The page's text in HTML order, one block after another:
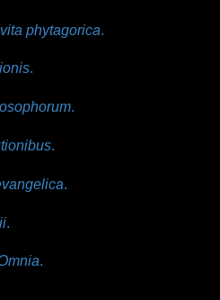
phytagorica.
.
.
.
.
.
.